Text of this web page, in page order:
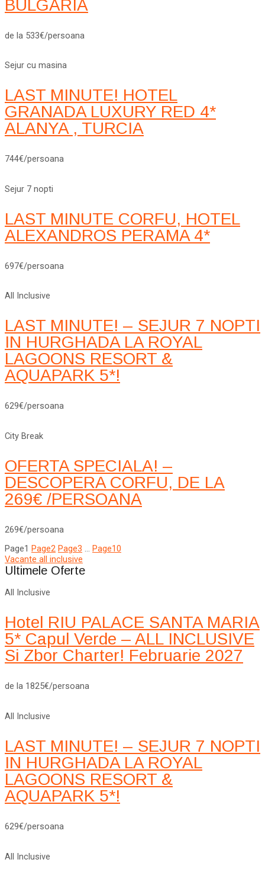
BULGARIA
de la 533€/persoana
Sejur cu masina
LAST MINUTE! HOTEL
GRANADA LUXURY RED 4*
ALANYA , TURCIA
744€/persoana
Sejur 7 nopti
LAST MINUTE CORFU, HOTEL
ALEXANDROS PERAMA 4*
697€/persoana
All Inclusive
LAST MINUTE! – SEJUR 7 NOPTI
IN HURGHADA LA ROYAL
LAGOONS RESORT &
AQUAPARK 5*!
629€/persoana
City Break
OFERTA SPECIALA! –
DESCOPERA CORFU, DE LA
269€ /PERSOANA
269€/persoana
Page1 Page2 Page3 … Page10
Vacante all inclusive
Ultimele Oferte
All Inclusive
Hotel RIU PALACE SANTA MARIA
5* Capul Verde – ALL INCLUSIVE
Si Zbor Charter! Februarie 2027
de la 1825€/persoana
All Inclusive
LAST MINUTE! – SEJUR 7 NOPTI
IN HURGHADA LA ROYAL
LAGOONS RESORT &
AQUAPARK 5*!
629€/persoana
All Inclusive